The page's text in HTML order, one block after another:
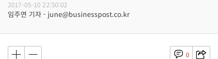
2017-05-10 22:50:02
임주연 기자 - june@businesspost.co.kr
0